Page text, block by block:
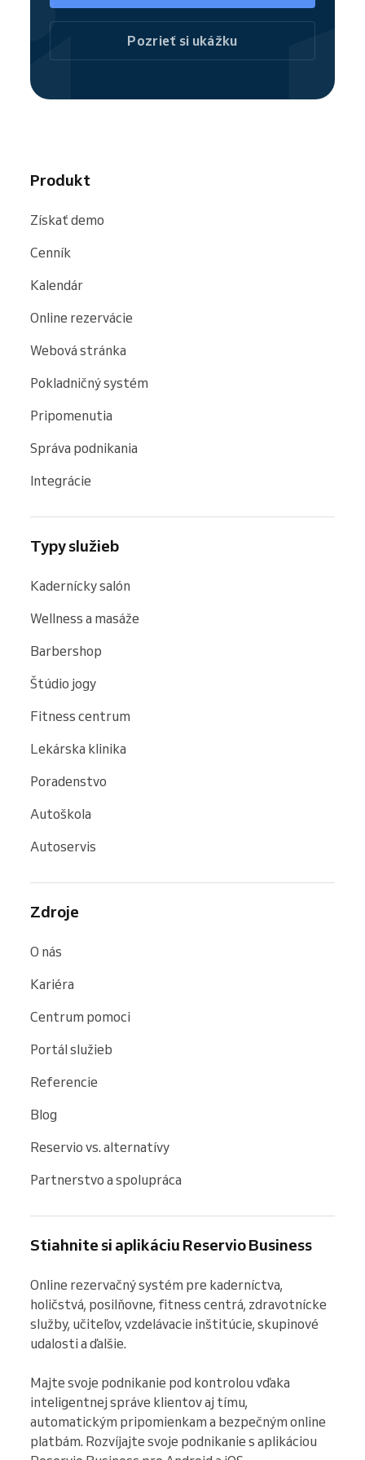
Pozrieť si ukážku
Produkt
Získať demo
Cenník
Kalendár
Online rezervácie
Webová stránka
Pokladničný systém
Pripomenutia
Správa podnikania
Integrácie
Typy služieb
Kadernícky salón
Wellness a masáže
Barbershop
Štúdio jogy
Fitness centrum
Lekárska klinika
Poradenstvo
Autoškola
Autoservis
Zdroje
O nás
Kariéra
Centrum pomoci
Portál služieb
Referencie
Blog
Reservio vs. alternatívy
Partnerstvo a spolupráca
Stiahnite si aplikáciu Reservio Business
Online rezervačný systém pre kaderníctva,
holičstvá, posilňovne, fitness centrá, zdravotnícke
služby, učiteľov, vzdelávacie inštitúcie, skupinové
udalosti a ďalšie.
Majte svoje podnikanie pod kontrolou vďaka
inteligentnej správe klientov aj tímu,
automatickým pripomienkam a bezpečným online
platbám. Rozvíjajte svoje podnikanie s aplikáciou